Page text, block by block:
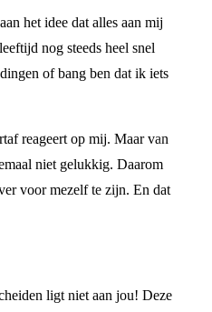
het idee dat alles aan mij
nog steeds heel snel
of bang ben dat ik iets
reageert op mij. Maar van
niet gelukkig. Daarom
voor mezelf te zijn. En dat
ligt niet aan jou! Deze